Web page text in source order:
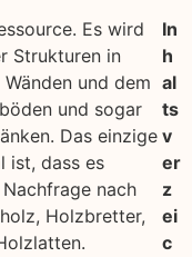
Es wird
Strukturen in
und dem
und sogar
Das einzige
ist, dass es
nach
Holzbretter,
In
h
al
ts
v
er
z
ei
c